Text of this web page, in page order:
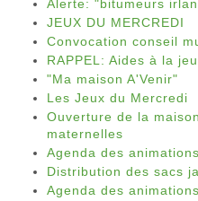
Alerte: "bitumeurs
JEUX DU MERCREDI
Convocation conseil
RAPPEL: Aides à la
"Ma maison A'Venir"
Les Jeux du Mercredi
Ouverture de la
maternelles
Agenda des
Distribution des sacs
Agenda des